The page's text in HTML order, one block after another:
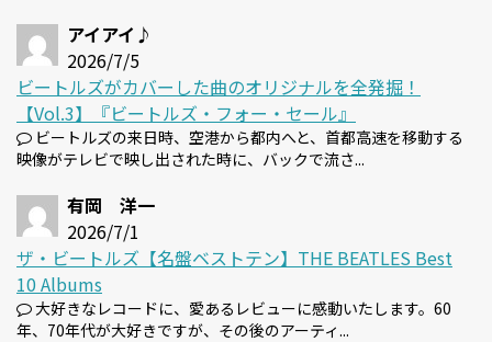
アイアイ♪
2026/7/5
ビートルズがカバーした曲のオリジナルを全発掘！
【Vol.3】『ビートルズ・フォー・セール』
ビートルズの来日時、空港から都内へと、首都高速を移動する
映像がテレビで映し出された時に、バックで流さ...
有岡 洋一
2026/7/1
ザ・ビートルズ【名盤ベストテン】THE BEATLES Best
10 Albums
大好きなレコードに、愛あるレビューに感動いたします。60
年、70年代が大好きですが、その後のアーティ...